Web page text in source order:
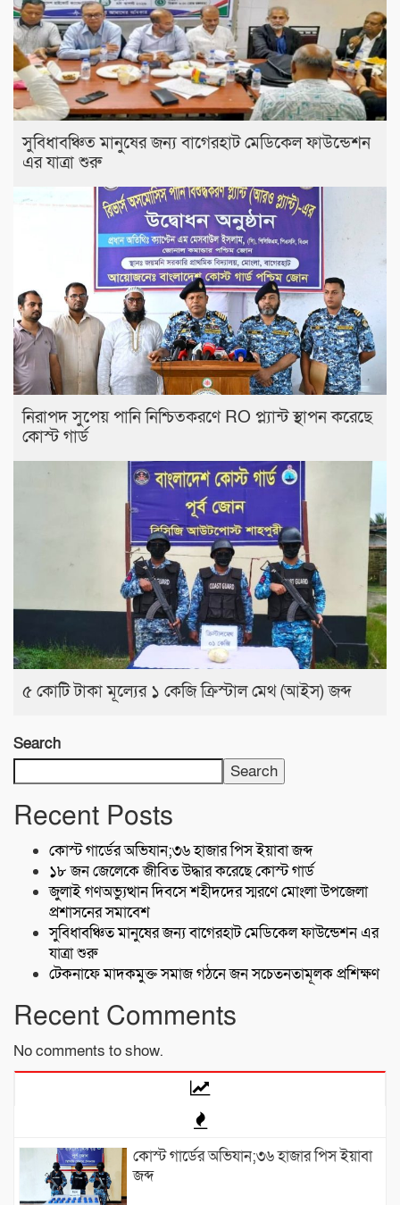
সুবিধাবঞ্চিত মানুষের জন্য বাগেরহাট মেডিকেল ফাউন্ডেশন
এর যাত্রা শুরু
নিরাপদ সুপেয় পানি নিশ্চিতকরণে RO প্ল্যান্ট স্থাপন করেছে
কোস্ট গার্ড
৫ কোটি টাকা মূল্যের ১ কেজি ক্রিস্টাল মেথ (আইস) জব্দ
Search
Search
Recent Posts
কোস্ট গার্ডের অভিযান;৩৬ হাজার পিস ইয়াবা জব্দ
১৮ জন জেলেকে জীবিত উদ্ধার করেছে কোস্ট গার্ড
জুলাই গণঅভ্যুত্থান দিবসে শহীদদের স্মরণে মোংলা উপজেলা
প্রশাসনের সমাবেশ
সুবিধাবঞ্চিত মানুষের জন্য বাগেরহাট মেডিকেল ফাউন্ডেশন এর
যাত্রা শুরু
টেকনাফে মাদকমুক্ত সমাজ গঠনে জন সচেতনতামূলক প্রশিক্ষণ
Recent Comments
No comments to show.
কোস্ট গার্ডের অভিযান;৩৬ হাজার পিস ইয়াবা
জব্দ